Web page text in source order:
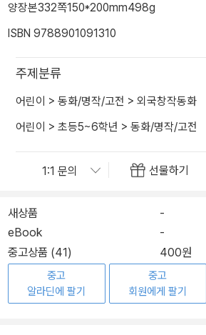
양장본332쪽150*200mm498g
ISBN 9788901091310
주제분류
어린이 > 동화/명작/고전 > 외국창작동화
어린이 > 초등5~6학년 > 동화/명작/고전
선물하기
새상품
-
eBook
-
중고상품 (41) 400원
중고
알라딘에 팔기
중고
회원에게 팔기